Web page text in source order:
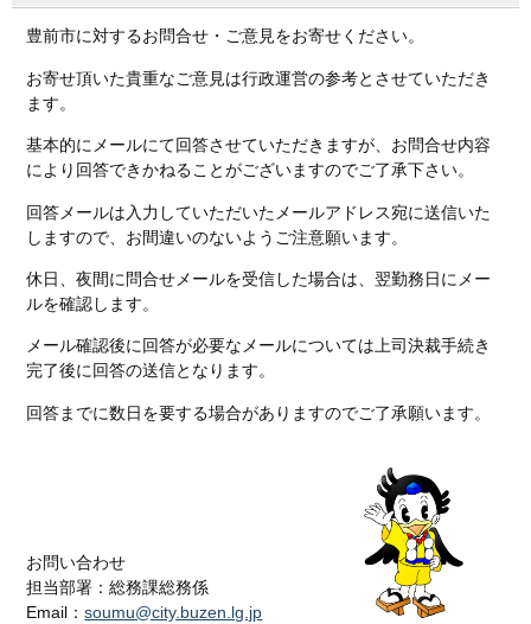
豊前市に対するお問合せ・ご意見をお寄せください。
お寄せ頂いた貴重なご意見は行政運営の参考とさせていただき
ます。
基本的にメールにて回答させていただきますが、お問合せ内容
により回答できかねることがございますのでご了承下さい。
回答メールは入力していただいたメールアドレス宛に送信いた
しますので、お間違いのないようご注意願います。
休日、夜間に問合せメールを受信した場合は、翌勤務日にメー
ルを確認します。
メール確認後に回答が必要なメールについては上司決裁手続き
完了後に回答の送信となります。
回答までに数日を要する場合がありますのでご了承願います。
お問い合わせ
担当部署：総務課総務係
Email：soumu@city.buzen.lg.jp